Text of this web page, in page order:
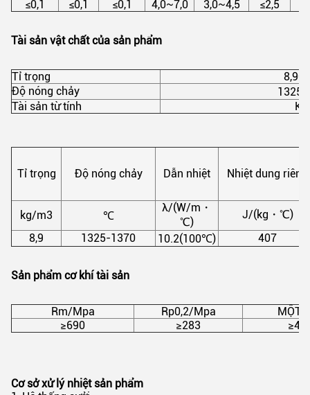
≤0,1 ≤0,1 ≤0,1 4,0~7,0 3,0~4,5 ≤2,5
Tài sản vật chất của sản phẩm
Tỉ trọng
Độ nóng chảy
Tài sản từ tính
Tỉ trọng Độ nóng chảy Dẫn nhiệt Nhiệt dung riêng
kg/m3 ℃
λ/(W/m・
℃)
J/(kg・℃)
8,9
1325-1370 10.2(100℃) 407
Sản phẩm cơ khí tài sản
Rm/Mpa Rp0,2/Mpa
≥690
≥283 ≥40
Cơ sở xử lý nhiệt sản phẩm